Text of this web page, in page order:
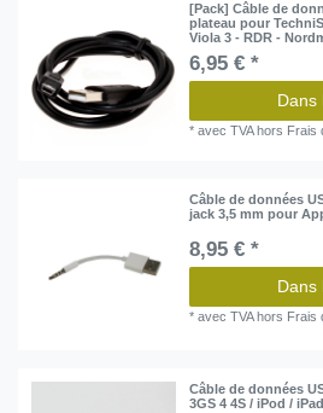
[Pack] Câble de
plateau pour
Viola 3 - RDR -
6,95 € *
Dans
*avec TVAhors Frais
Câble de données
jack 3,5 mm pour
8,95 € *
Dans
*avec TVAhors Frais
Câble de données
3GS 4 4S / iPod /